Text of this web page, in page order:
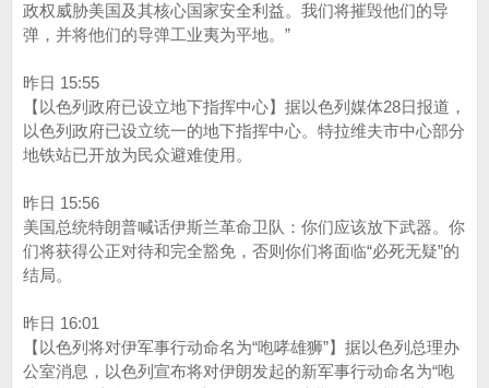
政权威胁美国及其核心国家安全利益。我们将摧毁他们的导
弹，并将他们的导弹工业夷为平地。”
昨日 15:55
【以色列政府已设立地下指挥中心】据以色列媒体28日报道，
以色列政府已设立统一的地下指挥中心。特拉维夫市中心部分
地铁站已开放为民众避难使用。
昨日 15:56
美国总统特朗普喊话伊斯兰革命卫队：你们应该放下武器。你
们将获得公正对待和完全豁免，否则你们将面临“必死无疑”的
结局。
昨日 16:01
【以色列将对伊军事行动命名为“咆哮雄狮”】据以色列总理办
公室消息，以色列宣布将对伊朗发起的新军事行动命名为“咆